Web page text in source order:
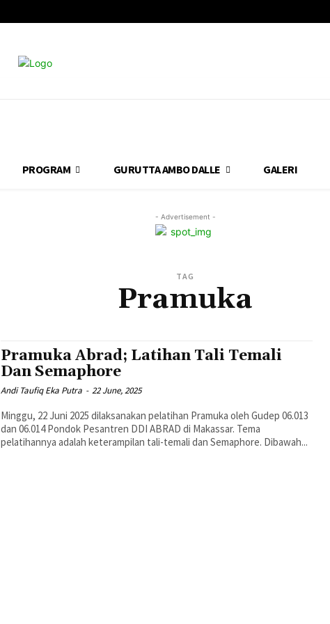
PROGRAM GURUTTA AMBO DALLE GALERI
- Advertisement -
TAG
Pramuka
Pramuka Abrad; Latihan Tali Temali
Dan Semaphore
Andi Taufiq Eka Putra - 22 June, 2025
Minggu, 22 Juni 2025 dilaksanakan pelatihan Pramuka oleh Gudep 06.013
dan 06.014 Pondok Pesantren DDI ABRAD di Makassar. Tema
pelatihannya adalah keterampilan tali-temali dan Semaphore. Dibawah...